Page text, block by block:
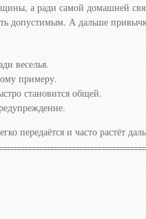
а ради самой домашней
допустимым. А дальше
веселья.
примеру.
становится общей.
передаётся и часто растёт